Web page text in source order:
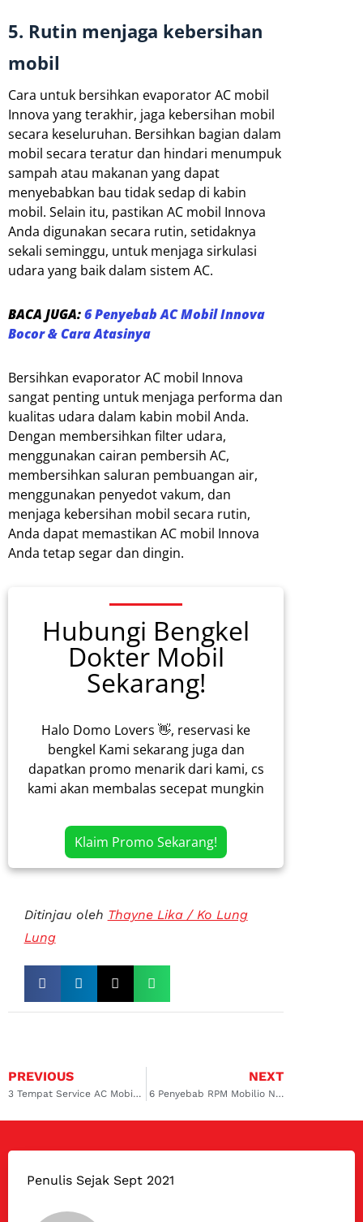
5. Rutin menjaga kebersihan
mobil
Cara untuk bersihkan evaporator AC mobil
Innova yang terakhir, jaga kebersihan mobil
secara keseluruhan. Bersihkan bagian dalam
mobil secara teratur dan hindari menumpuk
sampah atau makanan yang dapat
menyebabkan bau tidak sedap di kabin
mobil. Selain itu, pastikan AC mobil Innova
Anda digunakan secara rutin, setidaknya
sekali seminggu, untuk menjaga sirkulasi
udara yang baik dalam sistem AC.
BACA JUGA:6 Penyebab AC Mobil Innova
Bocor & Cara Atasinya
Bersihkan evaporator AC mobil Innova
sangat penting untuk menjaga performa dan
kualitas udara dalam kabin mobil Anda.
Dengan membersihkan filter udara,
menggunakan cairan pembersih AC,
membersihkan saluran pembuangan air,
menggunakan penyedot vakum, dan
menjaga kebersihan mobil secara rutin,
Anda dapat memastikan AC mobil Innova
Anda tetap segar dan dingin.
Hubungi Bengkel
Dokter Mobil
Sekarang!
Halo Domo Lovers 👋, reservasi ke
bengkel Kami sekarang juga dan
dapatkan promo menarik dari kami, cs
kami akan membalas secepat mungkin
Klaim Promo Sekarang!
Ditinjau oleh Thayne Lika / Ko Lung
Lung
PREVIOUS
3 Tempat Service AC Mobil Ertiga di Jakarta, Top Rekomen!
NEXT
6 Penyebab RPM Mobilio Naik Turun & Solusinya
Penulis Sejak Sept 2021